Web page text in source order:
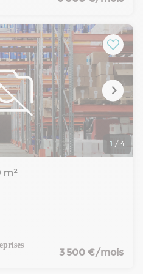
HC
et d'avance
1 / 4
m²
(non fermé) à louer situé
à usage de
semi, HSP de 3,60 mètres
3 500 €/mois